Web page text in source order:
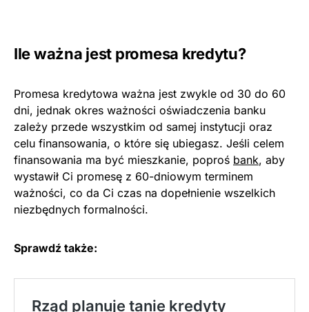
Ile ważna jest promesa kredytu?
Promesa kredytowa ważna jest zwykle od 30 do 60
dni, jednak okres ważności oświadczenia banku
zależy przede wszystkim od samej instytucji oraz
celu finansowania, o które się ubiegasz. Jeśli celem
finansowania ma być mieszkanie, poproś bank, aby
wystawił Ci promesę z 60-dniowym terminem
ważności, co da Ci czas na dopełnienie wszelkich
niezbędnych formalności.
Sprawdź także: